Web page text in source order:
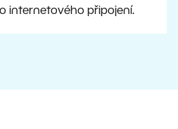
internetového připojení.